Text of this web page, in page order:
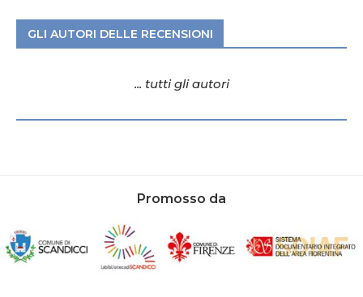
GLI AUTORI DELLE RECENSIONI
... tutti gli autori
Promosso da